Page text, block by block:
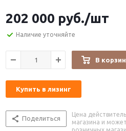
202 000 руб./шт
Наличие уточняйте
В
Купить в лизинг
Поделиться
Цена
магазина и